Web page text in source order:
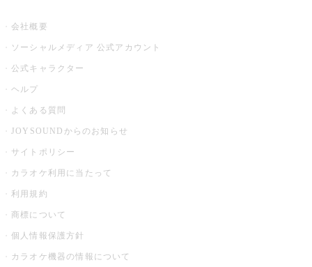
会社概要
ソーシャルメディア 公式アカウント
公式キャラクター
ヘルプ
よくある質問
JOYSOUNDからのお知らせ
サイトポリシー
カラオケ利用に当たって
利用規約
商標について
個人情報保護方針
カラオケ機器の情報について